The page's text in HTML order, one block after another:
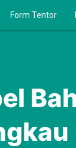
Form Tentor